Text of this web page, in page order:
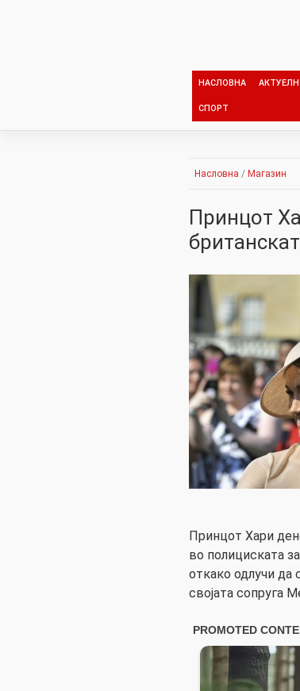
НАСЛОВНА
СПОРТ
Насловна / Магазин
Принцот
Принцот Хари
во полициската
откако одлучи да
својата сопруга